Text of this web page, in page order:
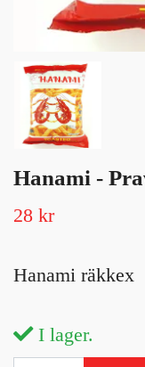
Hanami -
28 kr
Hanami räkkex
I lager.